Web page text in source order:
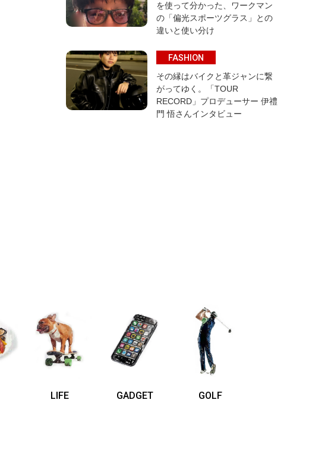
を使って分かった、ワークマン
の「偏光スポーツグラス」との
違いと使い分け
FASHION
その縁はバイクと革ジャンに繋
がってゆく。「TOUR
RECORD」プロデューサー 伊禮
門 悟さんインタビュー
LIFE GADGET GOLF